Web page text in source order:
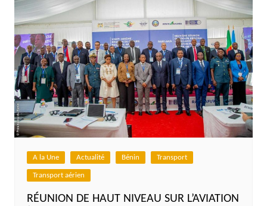
A la Une Actualité Bénin Transport
Transport aérien
RÉUNION DE HAUT NIVEAU SUR L’AVIATION